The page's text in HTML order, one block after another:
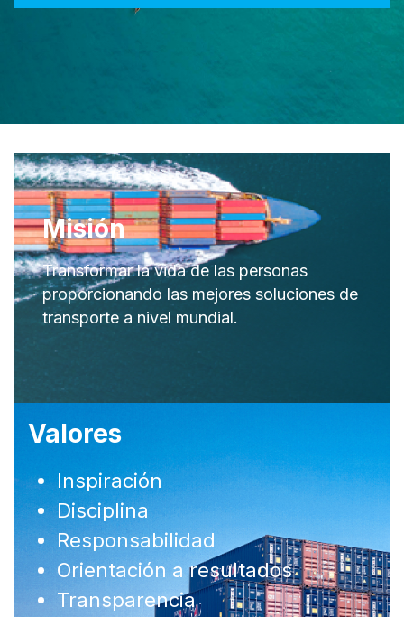
Misión
Transformar la vida de las personas
proporcionando las mejores soluciones de
transporte a nivel mundial.
Valores
Inspiración
Disciplina
Responsabilidad
Orientación a resultados
Transparencia